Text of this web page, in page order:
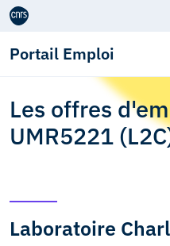
Aller au contenu
Portail Emploi
Les offres
UMR5221
Laboratoire